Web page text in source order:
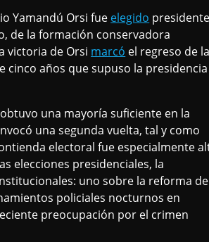
Yamandú Orsi fue elegido presidente
de la formación conservadora
victoria de Orsi marcó el regreso de la
años que supuso la presidencia
obtuvo una mayoría suficiente en la
una segunda vuelta, tal y como
electoral fue especialmente
elecciones presidenciales, la
uno sobre la reforma
policiales nocturnos en
preocupación por el crimen